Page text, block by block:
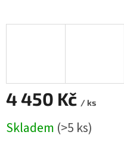
4 450 Kč / ks
cena:
Skladem (>5 ks)